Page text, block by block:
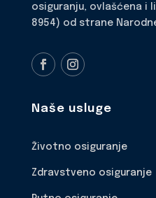
osiguranju, ovlašćena i
8954) od strane
Naše usluge
Životno osiguranje
Zdravstveno osiguranje